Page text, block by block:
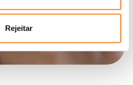
Rejeitar